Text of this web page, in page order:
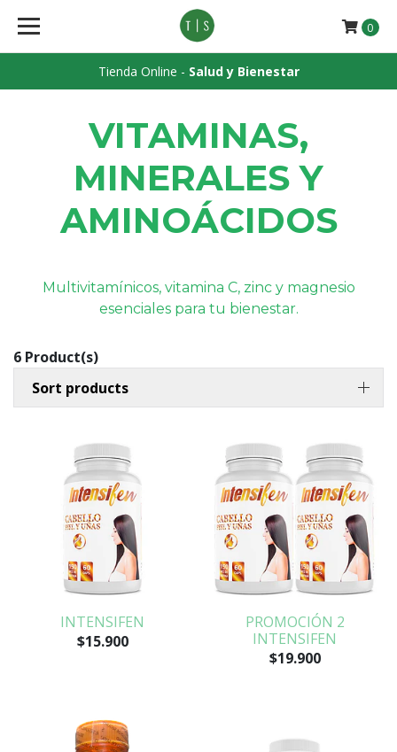
Tienda Online - Salud y Bienestar
0
VITAMINAS,
MINERALES Y
AMINOÁCIDOS
Multivitamínicos, vitamina C, zinc y magnesio
esenciales para tu bienestar.
6 Product(s)
Sort products
INTENSIFEN
$15.900
PROMOCIÓN 2
INTENSIFEN
$19.900